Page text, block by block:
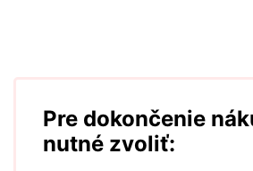
Pre dokončenie
nutné zvoliť: